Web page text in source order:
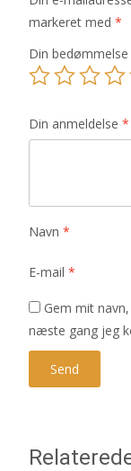
markeret med *
Din bedømmelse
Din anmeldelse *
Navn *
E-mail *
Gem mit
næste gang jeg